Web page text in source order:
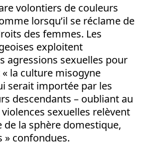
volontiers de couleurs
lorsqu’il se réclame de
des femmes. Les
exploitent
agressions sexuelles pour
la culture misogyne
serait importée par les
descendants – oubliant au
sexuelles relèvent
de la sphère domestique,
» confondues.